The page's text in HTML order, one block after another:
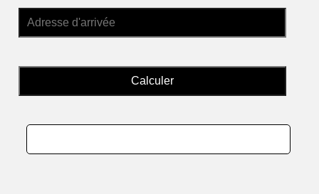
Calculer